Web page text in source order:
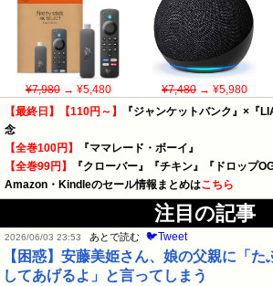
¥7,980→ ¥5,480 ¥7,480→ ¥5,980
【最終日】【110円～】
『ジャンケットバンク』×『
念
【全巻100円】
『ママレード・ボーイ』
【全巻99円】
『クローバー』『チキン』『ドロップ
Amazon・Kindleのセール情報まとめはこちら
注目の記事
2026/06/03 23:53 あとで読む 🐦Tweet
【困惑】安藤美姫さん、娘の父親に「
してあげるよ」と言ってしまう